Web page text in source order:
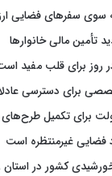
سوی سفرهای فضایی
تأمین مالی خانوارها
روز برای قلب مفید
برای دسترسی
برای تکمیل
فضایی غیرمنتظره است
کشور در استان